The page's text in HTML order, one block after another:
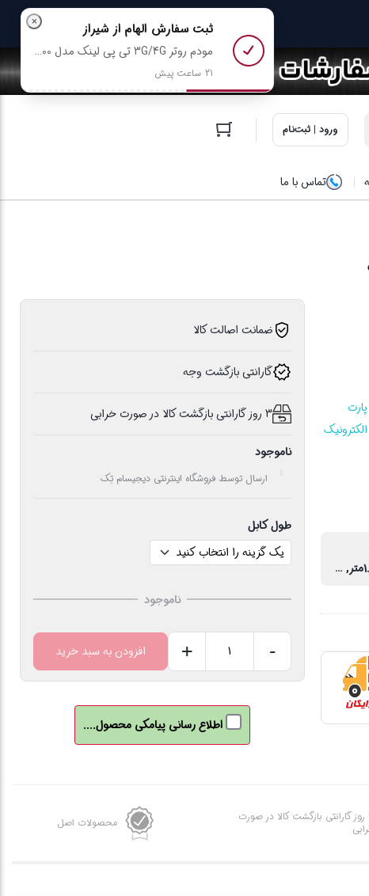
ورود | ثبت‌نام
تماس با ما
پارت
الکترونیک
5 متر, 1.8متر, 3متر
ضمانت اصالت کالا
گارانتی بازگشت وجه
3 روز گارانتی بازگشت کالا در صورت خرابی
ناموجود
ارسال توسط فروشگاه اینترنتی دیجیسام تِک
طول کابل
ناموجود
برق
-
+ افزودن به سبد خرید
اطلاع رسانی پیامکی محصول....
3 روز گارانتی بازگشت کالا در صورت
محصولات اصل
× ثبت سفارش الهام از شیراز
مودم روتر 3G/4G تی پی لینک مدل TL-MR100 رو خرید کرد
21 ساعت پیش